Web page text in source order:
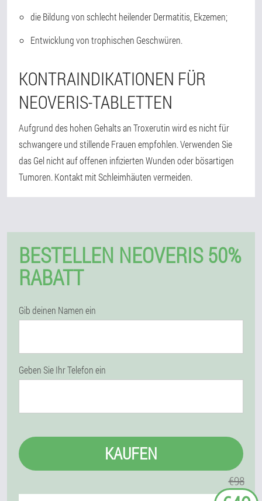
die Bildung von schlecht heilender Dermatitis, Ekzemen;
Entwicklung von trophischen Geschwüren.
KONTRAINDIKATIONEN FÜR
NEOVERIS-TABLETTEN
Aufgrund des hohen Gehalts an Troxerutin wird es nicht für
schwangere und stillende Frauen empfohlen. Verwenden Sie
das Gel nicht auf offenen infizierten Wunden oder bösartigen
Tumoren. Kontakt mit Schleimhäuten vermeiden.
BESTELLEN NEOVERIS 50%
RABATT
Gib deinen Namen ein
Geben Sie Ihr Telefon ein
KAUFEN
€98